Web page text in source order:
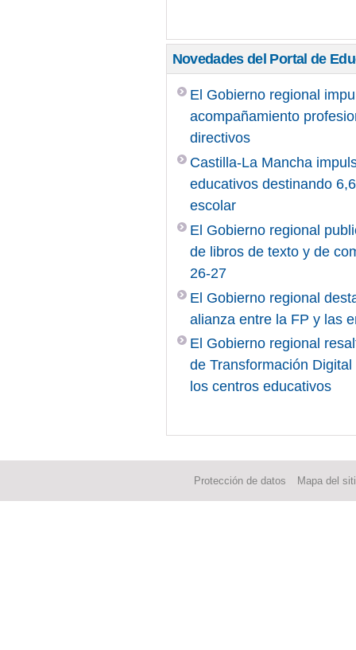
Novedades del Portal de
El Gobierno regional
acompañamiento
directivos
Castilla-La Mancha
educativos destinando
escolar
El Gobierno regional
de libros de texto y de
26-27
El Gobierno regional
alianza entre la FP y las
El Gobierno regional
de Transformación
los centros educativos
Protección de datos Mapa del